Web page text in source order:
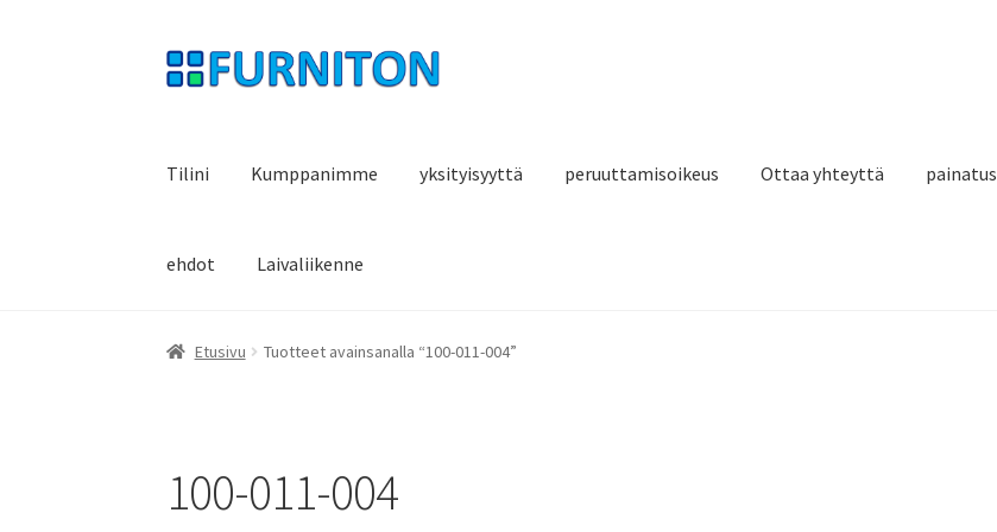
Siirry
navigointiin
Siirry
sisältöön
Tilini Kumppanimme yksityisyyttä peruuttamisoikeus Ottaa yhteyttä painatus
ehdot Laivaliikenne
Etusivu Tuotteet avainsanalla “100-011-004”
100-011-004